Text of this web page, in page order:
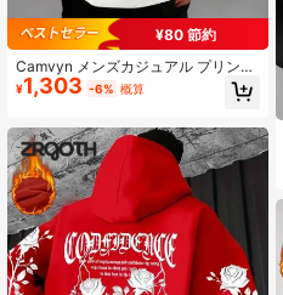
¥80 節約
Camvyn メンズカジュアル プリント
ルーズフィット パーカースウェット
シャツ、ストリートファッション、
¥1,303 -6% 概算